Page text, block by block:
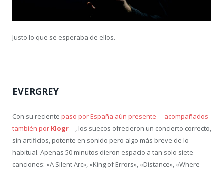
Justo lo que se esperaba de ellos.
EVERGREY
Con su reciente paso por España aún presente —acompañados
también por Klogr—, los suecos ofrecieron un concierto correcto,
sin artificios, potente en sonido pero algo más breve de lo
habitual. Apenas 50 minutos dieron espacio a tan solo siete
canciones: «A Silent Arc», «King of Errors», «Distance», «Where